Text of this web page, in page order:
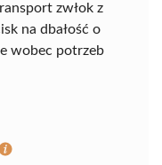
zwłok z
na dbałość o
wobec potrzeb